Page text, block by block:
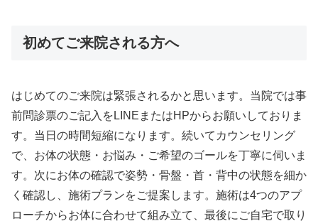
初めてご来院される方へ
はじめてのご来院は緊張されるかと思います。当院では事
前問診票のご記入をLINEまたはHPからお願いしておりま
す。当日の時間短縮になります。続いてカウンセリング
で、お体の状態・お悩み・ご希望のゴールを丁寧に伺いま
す。次にお体の確認で姿勢・骨盤・首・背中の状態を細か
く確認し、施術プランをご提案します。施術は4つのアプ
ローチからお体に合わせて組み立て、最後にご自宅で取り